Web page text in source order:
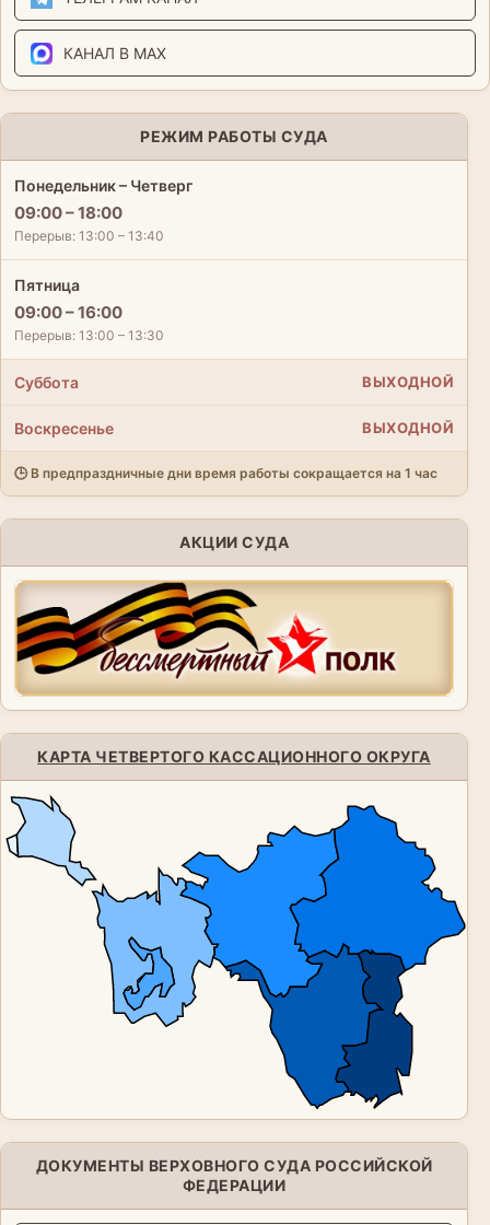
КАНАЛ В MAX
РЕЖИМ РАБОТЫ СУДА
Понедельник – Четверг
09:00 – 18:00
Перерыв: 13:00 – 13:40
Пятница
09:00 – 16:00
Перерыв: 13:00 – 13:30
Суббота ВЫХОДНОЙ
Воскресенье ВЫХОДНОЙ
🕒 В предпраздничные дни время работы сокращается на 1 час
АКЦИИ СУДА
КАРТА ЧЕТВЕРТОГО КАССАЦИОННОГО ОКРУГА
ДОКУМЕНТЫ ВЕРХОВНОГО СУДА РОССИЙСКОЙ
ФЕДЕРАЦИИ